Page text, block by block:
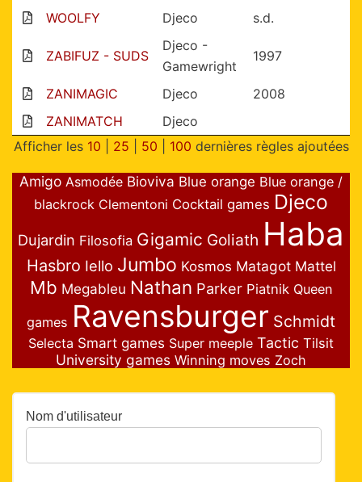
WOOLFY Djeco s.d.
ZABIFUZ - SUDS
Djeco -
Gamewright
1997
ZANIMAGIC Djeco
2008
ZANIMATCH
Djeco
Afficher les 10 25 50 100 dernières règles ajoutées
Amigo Asmodée Bioviva Blue orange Blue orange /
blackrock Clementoni Cocktail games Djeco
Dujardin Filosofia Gigamic Goliath Haba
Hasbro Iello Jumbo Kosmos Matagot Mattel
Mb Megableu Nathan Parker Piatnik Queen
games Ravensburger Schmidt
Selecta Smart games Super meeple Tactic Tilsit
University games Winning moves Zoch
Nom d'utilisateur